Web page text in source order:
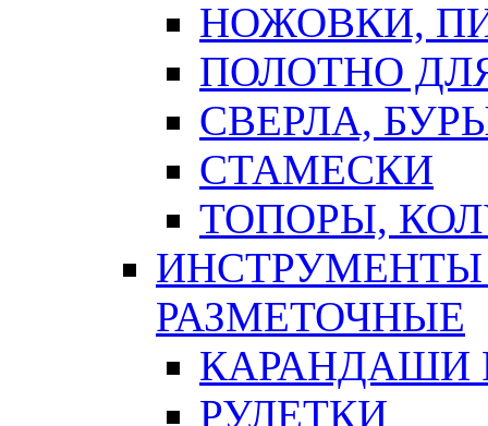
НОЖОВКИ,
ПОЛОТНО
СВЕРЛА,
СТАМЕСКИ
ТОПОРЫ,
ИНСТРУМЕНТЫ
РАЗМЕТОЧНЫЕ
КАРАНДАШИ
РУЛЕТКИ